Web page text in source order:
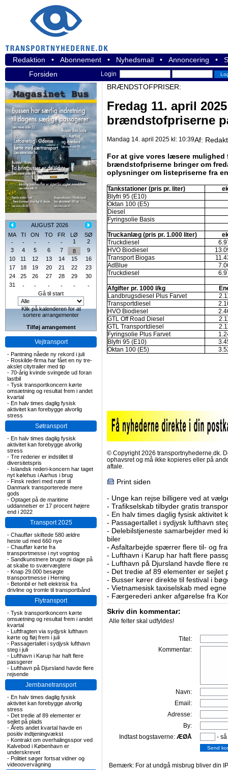
Redaktion • Abonnement • Nyhedsmail • Annoncering •
Forsiden
Login
AUGUST 2026
MA
TI ON TO FR LØ
SØ
-
- - - - 1
2
3
4 5 6 7 8
9
10
11 12 13 14 15
16
17
18 19 20 21 22
23
24
25 26 27 28 29
30
31
- - - - -
-
Gå til start
Klik på kalenderen for at
sortere arrangementer
Tilføj arrangement
Vejtransport
- Pantning nåede ny rekord i juli
- Roskilde-firma har fået en ny tre-
akslet citytrailer med tip
- 70-årig kvinde svingede ud foran
lastbil
- Tysk transportkoncern kørte
omsætning og resultat frem i andet
kvartal
- En halv times daglig fysisk
aktivitet kan forebygge alvorlig
stress
Søtransport
- En halv times daglig fysisk
aktivitet kan forebygge alvorlig
stress
- Tre rederier er indstillet til
diversitetspris
- Islandsk rederi-koncern har taget
nyt kølehus i Aarhus i brug
- Finsk rederi med ruter til
Danmark transporterede mere
gods
- Optaget på de maritime
uddannelser er 17 procent højere
end i 2022
Transport 2025
- Chauffør skiftede 580 ældre
heste ud med 660 nye
- Chauffør kørte fra
transportmesse i nyt vogntog
- Sandkunstnere brugte ni dage på
at skabe to sværvægtere
- Knap 29.000 besøgte
transportmesse i Herning
- Betonbil er helt elektrisk fra
drivline og tromle til transportbånd
Flytransport
- Tysk transportkoncern kørte
omsætning og resultat frem i andet
kvartal
- Luftfragten via sydjysk lufthavn
kørte og fløj frem i juli
- Passagertallet i sydjysk lufthavn
steg i juli
- Lufthavn i Karup har haft flere
passgerer
- Lufthavn på Djursland havde flere
rejsende
Jernbanetransport
- En halv times daglig fysisk
aktivitet kan forebygge alvorlig
stress
- Det tredie af 89 elementer er
sejlet på plads
- Årets andet kvartal havde en
positiv indtjeningvækst
- Kontrakt om overhalingsspor ved
Kalvebod i København er
underskrevet
- Politiet søger fortsat vidner og
videoovervågning
BRÆNDSTOFPRISER:
Fredag 11. april
brændstofpriserne
Mandag 14. april 2025 kl: 10:39Af:
For at give vores læsere
brændstofpriserne bringer om
oplysninger om listepriserne fra
Tankstationer (pris pr. liter)
Blyfri 95 (E10)
Oktan 100 (E5)
Diesel
Fyringsolie Basis
Truckanlæg (pris pr. 1.000 liter)
Truckdiesel
HVO Biodiesel
Transport Biogas
AdBlue
Truckdiesel
Afgifter pr. 1000 l/kg
Landbrugsdiesel Plus Farvet
Transportdiesel
HVO Biodiesel
GTL Off Road Diesel
GTL Transportdiesel
Fyringsolie Plus Farvet
Blyfri 95 (E10)
Oktan 100 (E5)
© Copyright 2026 transportnyhederne.dk.
ophavsret og må ikke kopieres eller på
aftale.
Print siden
- Unge kan rejse billigere ved at
- Trafikselskab tilbyder gratis
- En halv times daglig fysisk aktivitet
- Passagertallet i sydjysk lufthavn
- Delebilstjeneste samarbejder med
biler
- Asfaltarbejde spærrer flere til- og
- Lufthavn i Karup har haft flere
- Lufthavn på Djursland havde flere
- Det tredie af 89 elementer er sejlet
- Busser kører direkte til festival i
- Vietnamesisk taxiselskab med
- Færgerederi anker afgørelse fra
Skriv din kommentar:
Alle felter skal udfyldes!
Titel:
Kommentar:
Navn:
Email:
Adresse:
By:
Indtast bogstaverne: ÆØÅ -
Bemærk: For at undgå misbrug bliver din